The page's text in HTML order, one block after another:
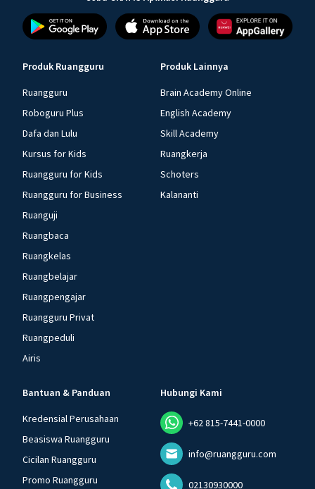
Produk Ruangguru
Ruangguru
Roboguru Plus
Dafa dan Lulu
Kursus for Kids
Ruangguru for Kids
Ruangguru for Business
Ruanguji
Ruangbaca
Ruangkelas
Ruangbelajar
Ruangpengajar
Ruangguru Privat
Ruangpeduli
Airis
Produk Lainnya
Brain Academy Online
English Academy
Skill Academy
Ruangkerja
Schoters
Kalananti
Bantuan & Panduan
Kredensial Perusahaan
Beasiswa Ruangguru
Cicilan Ruangguru
Promo Ruangguru
Hubungi Kami
+62 815-7441-0000
info@ruangguru.com
02130930000